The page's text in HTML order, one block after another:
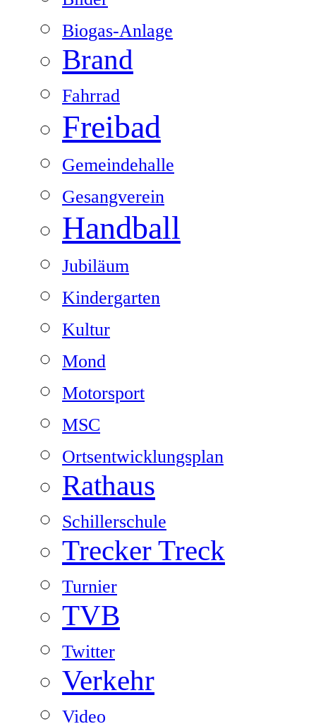
Biogas-Anlage
Brand
Fahrrad
Freibad
Gemeindehalle
Gesangverein
Handball
Jubiläum
Kindergarten
Kultur
Mond
Motorsport
MSC
Ortsentwicklungsplan
Rathaus
Schillerschule
Trecker Treck
Turnier
TVB
Twitter
Verkehr
Video